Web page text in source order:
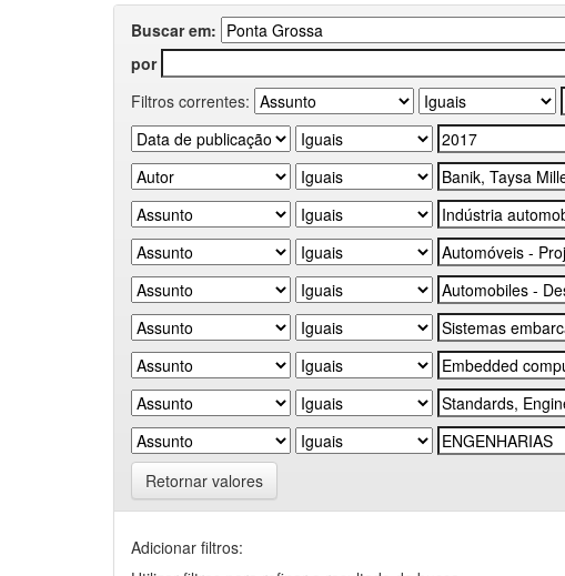
Buscar em:
por
Filtros correntes:
Retornar valores
Adicionar filtros: